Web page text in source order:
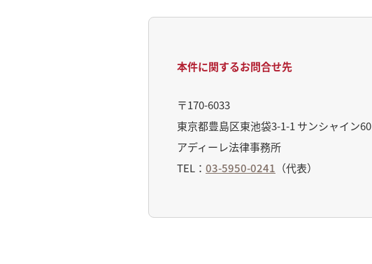
本件に関するお問合せ先
〒170-6033
東京都豊島区東池袋3-1-1 サンシャイン60
アディーレ法律事務所
TEL： 03-5950-0241 （代表）